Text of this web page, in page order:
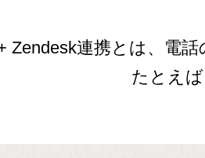
Zendesk連携とは、電
たとえ